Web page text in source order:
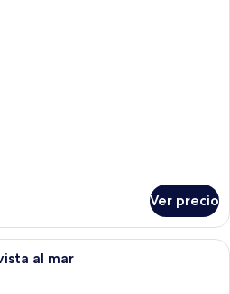
Ver precio
Una habitación de hotel moderna
al mar